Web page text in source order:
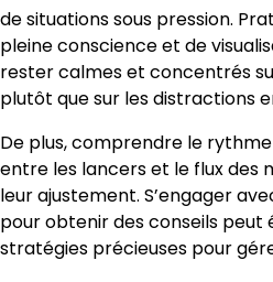
de situations sous pression.
pleine conscience et de
rester calmes et concentrés
plutôt que sur les distractions
De plus, comprendre le
entre les lancers et le flux des
leur ajustement. S’engager
pour obtenir des conseils peut
stratégies précieuses pour